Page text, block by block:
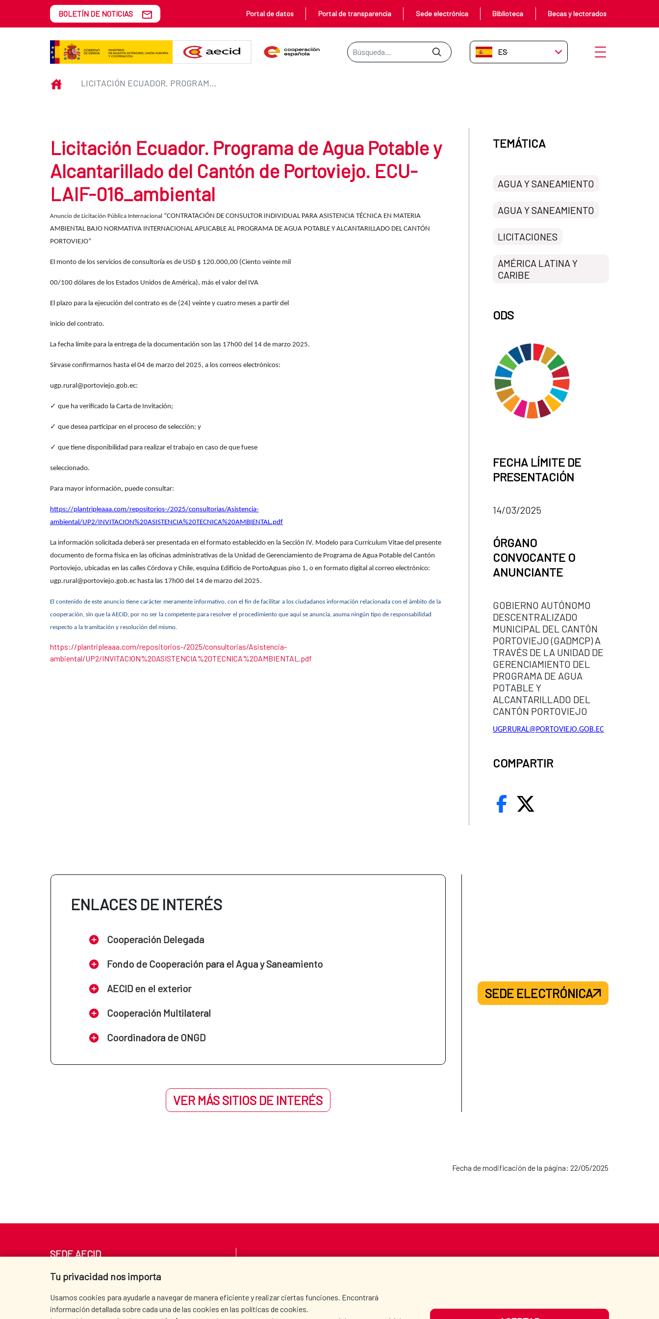
Saltar al contenido principal
Licitación Ecuador. Programa de Agua Potable y Alcantarillado del Cantón de Portoviejo. ECU-
BOLETÍN DE NOTICIAS Portal de datos Portal de transparencia Sede electrónica Biblioteca Becas y lectorados
Barra de búsqueda
ES-ES Abrir menú
INICIO LICITACIÓN ECUADOR. PROGRAMA DE AGUA POTABLE Y ALCANTARILLADO DEL CANTÓN DE PORTOVIEJO. ECU-LAIF-016_AMBIENTAL
Licitación Ecuador. Programa de Agua Potable y
Alcantarillado del Cantón de Portoviejo. ECU-
LAIF-016_ambiental
Anuncio de Licitación Pública Internacional “CONTRATACIÓN DE CONSULTOR INDIVIDUAL PARA ASISTENCIA TÉCNICA EN MATERIA
AMBIENTAL BAJO NORMATIVA INTERNACIONAL APLICABLE AL PROGRAMA DE AGUA POTABLE Y ALCANTARILLADO DEL CANTÓN
PORTOVIEJO”
El monto de los servicios de consultoría es de USD $ 120.000,00 (Ciento veinte mil
00/100 dólares de los Estados Unidos de América), más el valor del IVA
El plazo para la ejecución del contrato es de (24) veinte y cuatro meses a partir del
inicio del contrato.
La fecha límite para la entrega de la documentación son las 17h00 del 14 de marzo 2025.
Sírvase confirmarnos hasta el 04 de marzo del 2025, a los correos electrónicos:
ugp.rural@portoviejo.gob.ec:
✓ que ha verificado la Carta de Invitación;
✓ que desea participar en el proceso de selección; y
✓ que tiene disponibilidad para realizar el trabajo en caso de que fuese
seleccionado.
Para mayor información, puede consultar:
https://plantripleaaa.com/repositorios-/2025/consultorias/Asistencia-
ambiental/UP2/INVITACION%20ASISTENCIA%20TECNICA%20AMBIENTAL.pdf
La información solicitada deberá ser presentada en el formato establecido en la Sección IV. Modelo para Currículum Vitae del presente
documento de forma física en las oficinas administrativas de la Unidad de Gerenciamiento de Programa de Agua Potable del Cantón
Portoviejo, ubicadas en las calles Córdova y Chile, esquina Edificio de PortoAguas piso 1, o en formato digital al correo electrónico:
ugp.rural@portoviejo.gob.ec hasta las 17h00 del 14 de marzo del 2025.
El contenido de este anuncio tiene carácter meramente informativo, con el fin de facilitar a los ciudadanos información relacionada con el ámbito de la
cooperación, sin que la AECID, por no ser la competente para resolver el procedimiento que aquí se anuncia, asuma ningún tipo de responsabilidad
respecto a la tramitación y resolución del mismo.
https://plantripleaaa.com/repositorios-/2025/consultorias/Asistencia-
ambiental/UP2/INVITACION%20ASISTENCIA%20TECNICA%20AMBIENTAL.pdf
TEMÁTICA
AGUA Y SANEAMIENTO
AGUA Y SANEAMIENTO
LICITACIONES
AMÉRICA LATINA Y
CARIBE
ODS
FECHA LÍMITE DE
PRESENTACIÓN
14/03/2025
ÓRGANO
CONVOCANTE O
ANUNCIANTE
GOBIERNO AUTÓNOMO
DESCENTRALIZADO
MUNICIPAL DEL CANTÓN
PORTOVIEJO (GADMCP) A
TRAVÉS DE LA UNIDAD DE
GERENCIAMIENTO DEL
PROGRAMA DE AGUA
POTABLE Y
ALCANTARILLADO DEL
CANTÓN PORTOVIEJO
UGP.RURAL@PORTOVIEJO.GOB.EC
COMPARTIR
ENLACES DE INTERÉS
Cooperación Delegada
Fondo de Cooperación para el Agua y Saneamiento
AECID en el exterior
Cooperación Multilateral
Coordinadora de ONGD
VER MÁS SITIOS DE INTERÉS
SEDE ELECTRÓNICA
Fecha de modificación de la página: 22/05/2025
Tu privacidad nos importa
Usamos cookies para ayudarle a navegar de manera eficiente y realizar ciertas funciones. Encontrará
información detallada sobre cada una de las cookies en las políticas de cookies.
SEDE AECID
Av. Reyes Católicos 4 - 28040 Madrid
Tel. +34 900 20 30 54​​​​​​​
centro.informacion@aecid.es
SALA DE PRENSA CULTURA Y CIENCIA